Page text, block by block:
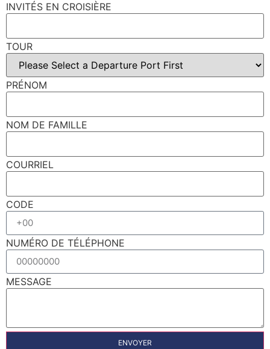
INVITÉS EN CROISIÈRE
TOUR
PRÉNOM
NOM DE FAMILLE
COURRIEL
CODE
NUMÉRO DE TÉLÉPHONE
MESSAGE